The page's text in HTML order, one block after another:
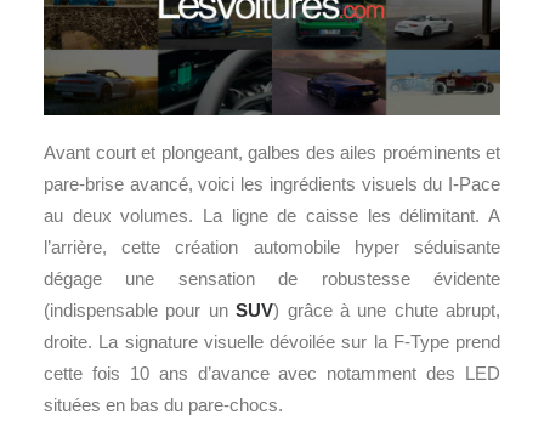
Avant court et plongeant, galbes des ailes proéminents et
pare-brise avancé, voici les ingrédients visuels du I-Pace
au deux volumes. La ligne de caisse les délimitant. A
l’arrière, cette création automobile hyper séduisante
dégage une sensation de robustesse évidente
(indispensable pour unSUV) grâce à une chute abrupt,
droite. La signature visuelle dévoilée sur la F-Type prend
cette fois 10 ans d’avance avec notamment des LED
situées en bas du pare-chocs.